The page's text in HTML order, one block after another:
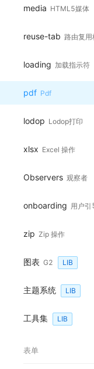
media HTML5媒体
reuse-tab 路由复用
loading 加载指示符
pdf Pdf
lodop Lodop打印
xlsx Excel 操作
Observers 观察者
onboarding 用户引
zip Zip 操作
图表 G2 LIB
主题系统 LIB
工具集 LIB
表单